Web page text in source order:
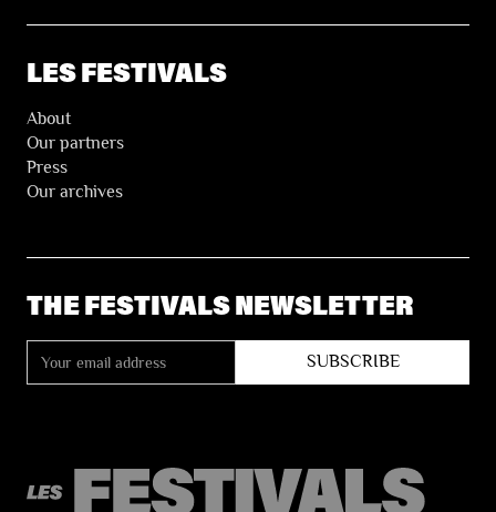
LES FESTIVALS
About
Our partners
Press
Our archives
THE FESTIVALS NEWSLETTER